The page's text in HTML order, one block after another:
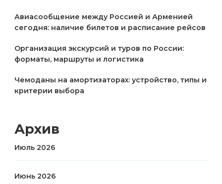
Авиасообщение между Россией и Арменией
сегодня: наличие билетов и расписание рейсов
Организация экскурсий и туров по России:
форматы, маршруты и логистика
Чемоданы на амортизаторах: устройство, типы и
критерии выбора
Архив
Июль 2026
Июнь 2026